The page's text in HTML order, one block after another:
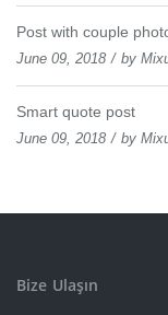
Post with couple
June 09, 2018 by
Smart quote post
June 09, 2018 by
Bize Ulaşın